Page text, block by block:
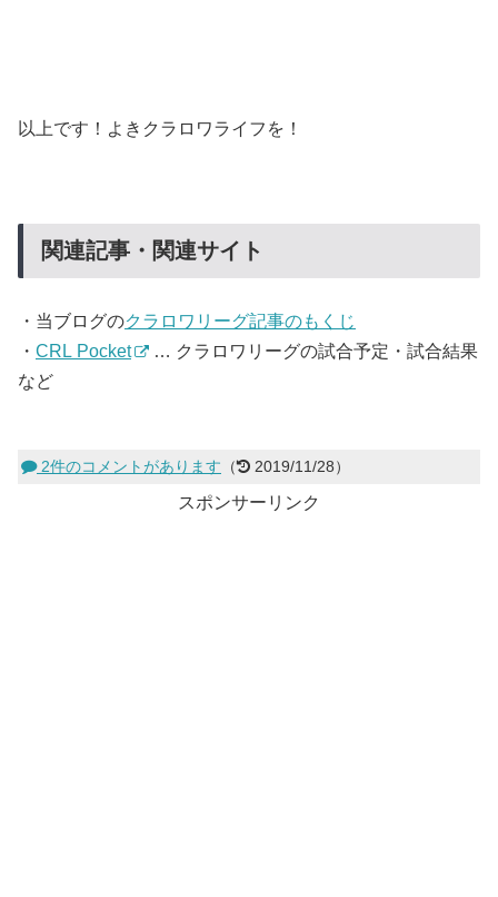
以上です！よきクラロワライフを！
関連記事・関連サイト
・当ブログのクラロワリーグ記事のもくじ
・ CRL Pocket
… クラロワリーグの試合予定・試合結果
など
2件のコメントがあります （ 2019/11/28）
スポンサーリンク